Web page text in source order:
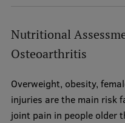
Nutritional
Osteoarthritis
Overweight, obesity,
injuries are the main risk
joint pain in people older